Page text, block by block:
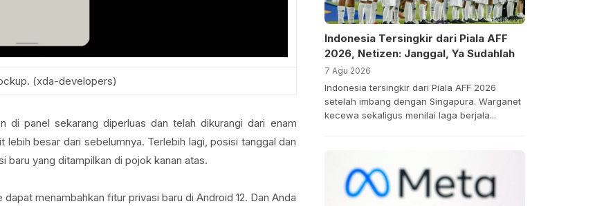
(xda-developers)
di panel sekarang diperluas dan telah dikurangi dari enam
besar dari sebelumnya. Terlebih lagi, posisi tanggal dan
baru yang ditampilkan di pojok kanan atas.
menambahkan fitur privasi baru di Android 12. Dan Anda
Indonesia Tersingkir dari Piala AFF
2026, Netizen: Janggal, Ya Sudahlah
7 Agu 2026
Indonesia tersingkir dari Piala AFF 2026
setelah imbang dengan Singapura. Warganet
kecewa sekaligus menilai laga berjala...